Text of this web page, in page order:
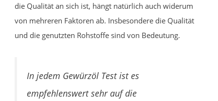
die Qualität an sich ist, hängt natürlich auch widerum
von mehreren Faktoren ab. Insbesondere die Qualität
und die genutzten Rohstoffe sind von Bedeutung.
In jedem Gewürzöl Test ist es
empfehlenswert sehr auf die